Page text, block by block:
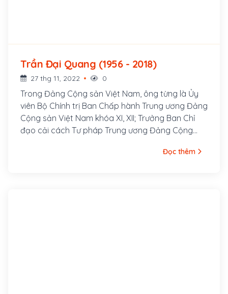
Trần Đại Quang (1956 - 2018)
27 thg 11, 2022 0
Trong Đảng Cộng sản Việt Nam, ông từng là Ủy
viên Bộ Chính trị Ban Chấp hành Trung ương Đảng
Cộng sản Việt Nam khóa XI, XII; Trưởng Ban Chỉ
đạo cải cách Tư pháp Trung ương Đảng Cộng
ương và Trưởng Ban Chỉ đạo Tây Nguyên từ 2011
Đọc thêm